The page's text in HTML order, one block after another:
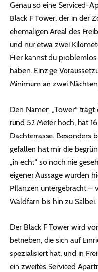
Genau so eine Serviced-
Black F Tower, der in der
ehemaligen Areal des
und nur etwa zwei
Hier kannst du
haben. Einzige
Minimum an zwei
Den Namen „Tower“
rund 52 Meter hoch, hat
Dachterrasse. Besonders
gefallen hat mir die
„in echt“ so noch nie
eigener Aussage wurden
Pflanzen untergebracht –
Waldfarn bis hin zu Salbei.
Der Black F Tower wird
betrieben, die sich auf
spezialisiert hat, und in
ein zweites Serviced